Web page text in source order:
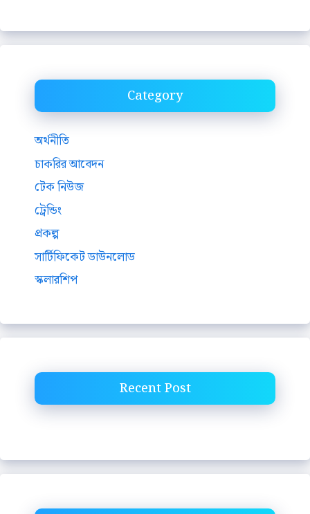
Category
অর্থনীতি
চাকরির আবেদন
টেক নিউজ
ট্রেন্ডিং
প্রকল্প
সার্টিফিকেট ডাউনলোড
স্কলারশিপ
Recent Post